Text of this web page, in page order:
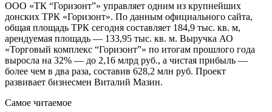
ООО «ТК “Горизонт”» управляет одним из крупнейших
донских ТРК «Горизонт». По данным официального сайта,
общая площадь ТРК сегодня составляет 184,9 тыс. кв. м,
арендуемая площадь — 133,95 тыс. кв. м. Выручка АО
«Торговый комплекс “Горизонт”» по итогам прошлого года
выросла на 32% — до 2,16 млрд руб., а чистая прибыль —
более чем в два раза, составив 628,2 млн руб. Проект
развивает бизнесмен Виталий Мазин.
Самое читаемое